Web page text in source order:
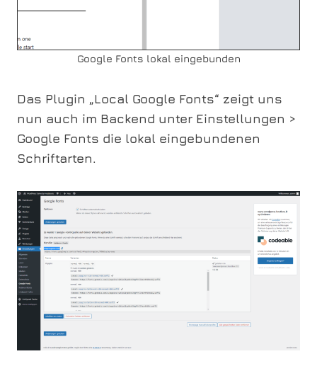
Google Fonts lokal eingebunden
Das Plugin „Local Google Fonts“ zeigt uns
nun auch im Backend unter Einstellungen >
Google Fonts die lokal eingebundenen
Schriftarten.